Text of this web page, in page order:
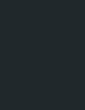
Что такое
Тайское
землёй напрямую
Исключения крайне
инвестициям
кондоминиума в